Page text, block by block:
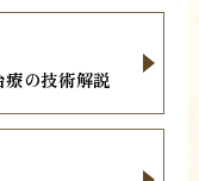
の技術解説